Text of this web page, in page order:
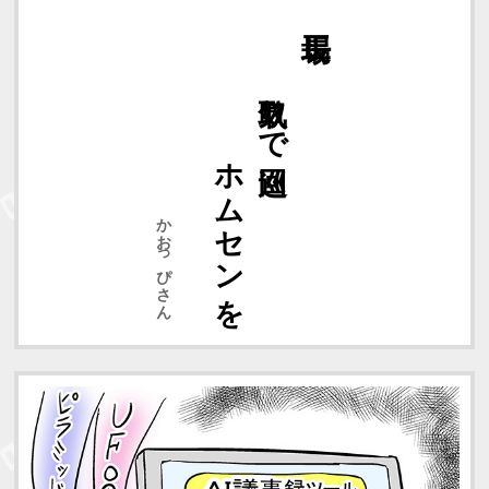
気取りで巡回
ホムセンを
かおっぴさん